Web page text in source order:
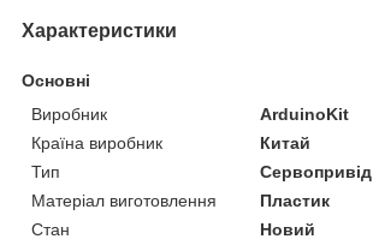
Характеристики
Основні
Виробник
ArduinoKit
Країна виробник
Китай
Тип
Сервопривід
Матеріал виготовлення
Пластик
Стан
Новий